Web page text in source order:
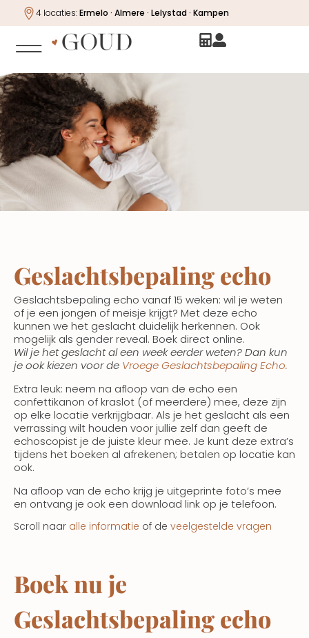
4 locaties:Ermelo · Almere · Lelystad · Kampen
Geslachtsbepaling echo
Geslachtsbepaling echo vanaf 15 weken: wil je weten
of je een jongen of meisje krijgt? Met deze echo
kunnen we het geslacht duidelijk herkennen. Ook
mogelijk als gender reveal. Boek direct online.
Wil je het geslacht al een week eerder weten? Dan kun
je ook kiezen voor de Vroege Geslachtsbepaling Echo.
Extra leuk: neem na afloop van de echo een
confettikanon of kraslot (of meerdere) mee, deze zijn
op elke locatie verkrijgbaar. Als je het geslacht als een
verrassing wilt houden voor jullie zelf dan geeft de
echoscopist je de juiste kleur mee. Je kunt deze extra’s
tijdens het boeken al afrekenen; betalen op locatie kan
ook.
Na afloop van de echo krijg je uitgeprinte foto’s mee
en ontvang je ook een download link op je telefoon.
Scroll naar alle informatie of de veelgestelde vragen
Boek nu je
Geslachtsbepaling echo